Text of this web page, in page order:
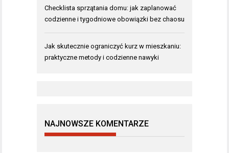
Checklista sprzątania domu: jak zaplanować
codzienne i tygodniowe obowiązki bez chaosu
Jak skutecznie ograniczyć kurz w mieszkaniu:
praktyczne metody i codzienne nawyki
NAJNOWSZE KOMENTARZE